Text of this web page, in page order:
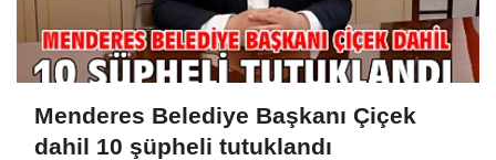
Menderes Belediye Başkanı Çiçek
dahil 10 şüpheli tutuklandı